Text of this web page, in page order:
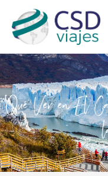
contenido
Qué Ver en El